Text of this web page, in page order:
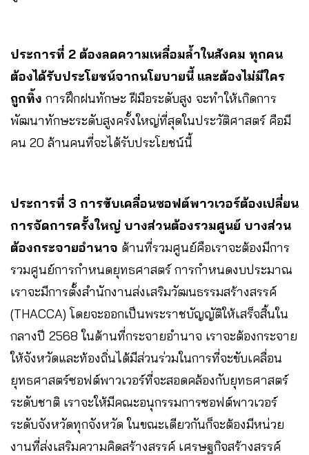
ประการที่ 2 ต้องลดความเหลื่อมล้ำในสังคม ทุกคน
ต้องได้รับประโยชน์จากนโยบายนี้ และต้องไม่มีใคร
ถูกทิ้ง การฝึกฝนทักษะ ฝีมือระดับสูง จะทำให้เกิดการ
พัฒนาทักษะระดับสูงครั้งใหญ่ที่สุดในประวัติศาสตร์ คือมี
คน 20 ล้านคนที่จะได้รับประโยชน์นี้
ประการที่ 3 การขับเคลื่อนซอฟต์พาวเวอร์ต้องเปลี่ยน
การจัดการครั้งใหญ่ บางส่วนต้องรวมศูนย์ บางส่วน
ต้องกระจายอำนาจ ด้านที่รวมศูนย์คือเราจะต้องมีการ
รวมศูนย์การกำหนดยุทธศาสตร์ การกำหนดงบประมาณ
เราจะมีการตั้งสำนักงานส่งเสริมวัฒนธรรมสร้างสรรค์
(THACCA) โดยจะออกเป็นพระราชบัญญัติให้เสร็จสิ้นใน
กลางปี 2568 ในด้านที่กระจายอำนาจ เราจะต้องกระจาย
ให้จังหวัดและท้องถิ่นได้มีส่วนร่วมในการที่จะขับเคลื่อน
ยุทธศาสตร์ซอฟต์พาวเวอร์ที่จะสอดคล้องกับยุทธศาสตร์
ระดับชาติ เราจะให้มีคณะอนุกรรมการซอฟต์พาวเวอร์
ระดับจังหวัดทุกจังหวัด ในขณะเดียวกันก็จะต้องมีหน่วย
งานที่ส่งเสริมความคิดสร้างสรรค์ เศรษฐกิจสร้างสรรค์